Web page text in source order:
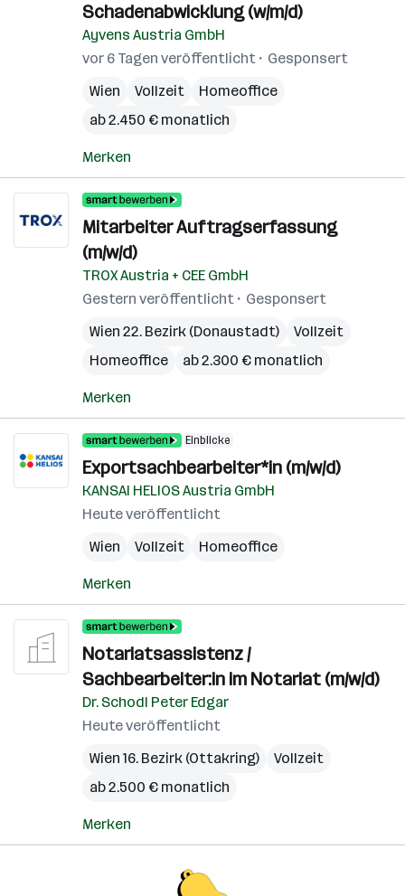
Schadenabwicklung (w/m/d)
Ayvens Austria GmbH
vor 6 Tagen veröffentlicht
Gesponsert
Wien
Vollzeit
Homeoffice
ab 2.450 € monatlich
Merken
Mitarbeiter Auftragserfassung
(m/w/d)
TROX Austria + CEE GmbH
Gestern veröffentlicht
Gesponsert
Wien 22. Bezirk (Donaustadt)
Vollzeit
Homeoffice
ab 2.300 € monatlich
Merken
Einblicke
Exportsachbearbeiter*in (m/w/d)
KANSAI HELIOS Austria GmbH
Heute veröffentlicht
Wien
Vollzeit Homeoffice
Merken
Notariatsassistenz /
Sachbearbeiter:in im Notariat (m/w/d)
Dr. Schodl Peter Edgar
Heute veröffentlicht
Wien 16. Bezirk (Ottakring)
Vollzeit
ab 2.500 € monatlich
Merken